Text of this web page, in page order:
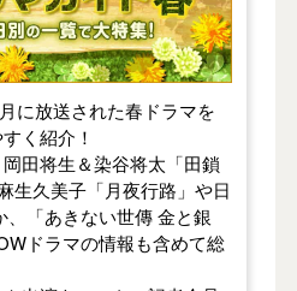
に放送された春ドラマを
く紹介！
田将生＆染谷将太「田鎖
生久美子「月夜行路」や日
「あきない世傳 金と銀
ドラマの情報も含めて総